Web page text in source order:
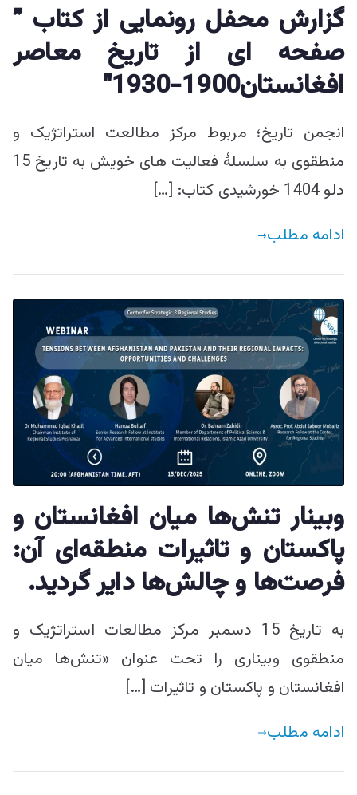
گزارش محفل رونمایی از کتاب ”
صفحه ای از تاریخ معاصر
افغانستان1900-1930″
انجمن تاریخ؛ مربوط مرکز مطالعت استراتژیک و
منطقوی به سلسلۀ فعالیت ­های خویش به تاریخ 15
دلو 1404 خورشیدی کتاب: […]
ادامه مطلب
وبینار تنش‌ها میان افغانستان و
پاکستان و تاثیرات منطقه‌ای آن:
فرصت‌ها و چالش‌ها دایر گردید.
به تاریخ 15 دسمبر مرکز مطالعات استراتژیک و
منطقوی وبیناری را تحت عنوان «تنش‌ها میان
افغانستان و پاکستان و تاثیرات […]
ادامه مطلب